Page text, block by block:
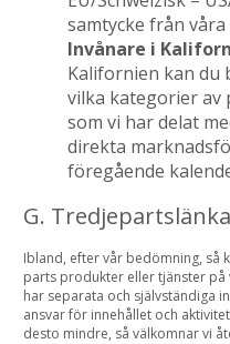
samtycke från våra
Invånare i
Kalifornien kan du
vilka kategorier
som vi har delat
direkta
föregående
G.
Ibland, efter vår bedömning, så
parts produkter eller tjänster
har separata och självständiga
ansvar för innehållet och
desto mindre, så välkomnar vi